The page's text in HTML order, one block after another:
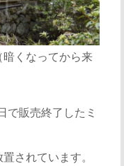
くなってから来
で販売終了したミ
されています。